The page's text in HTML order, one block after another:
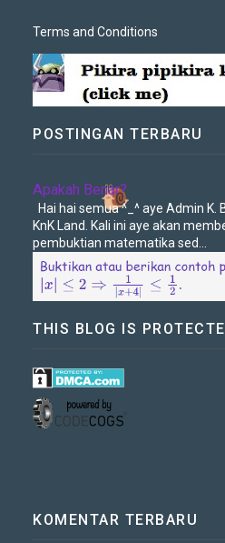
Terms and Conditions
POSTINGAN TERBARU
Apakah Benar?
Hai hai semua ^_^ aye Admin K.
KnK Land. Kali ini aye akan
pembuktian matematika sed...
THIS BLOG IS
KOMENTAR TERBARU